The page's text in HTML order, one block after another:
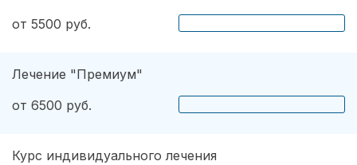
от 5500 руб.
Лечение "Премиум"
от 6500 руб.
Курс индивидуального лечения